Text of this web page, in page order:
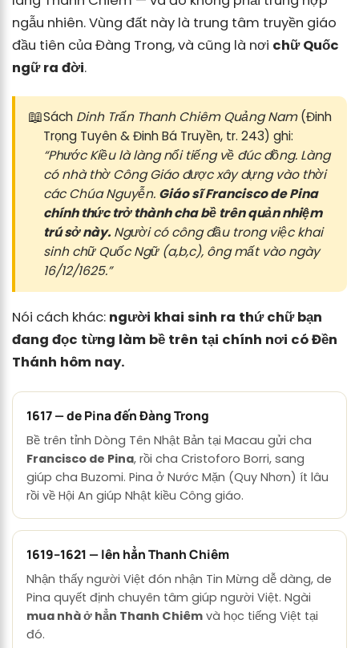
ngẫu nhiên. Vùng đất này là trung tâm truyền giáo
đầu tiên của Đàng Trong, và cũng là nơi chữ Quốc
ngữ ra đời.
📖Sách Dinh Trấn Thanh Chiêm Quảng Nam(Đinh
Trọng Tuyên & Đinh Bá Truyền, tr. 243) ghi:
“Phước Kiều là làng nổi tiếng về đúc đồng. Làng
có nhà thờ Công Giáo được xây dựng vào thời
các Chúa Nguyễn. Giáo sĩ Francisco de Pina
chính thức trở thành cha bề trên quản nhiệm
trú sở này. Người có công đầu trong việc khai
sinh chữ Quốc Ngữ (a,b,c), ông mất vào ngày
16/12/1625.”
Nói cách khác: người khai sinh ra thứ chữ bạn
đang đọc từng làm bề trên tại chính nơi có Đền
Thánh hôm nay.
1617 — de Pina đến Đàng Trong
Bề trên tỉnh Dòng Tên Nhật Bản tại Macau gửi cha
Francisco de Pina, rồi cha Cristoforo Borri, sang
giúp cha Buzomi. Pina ở Nước Mặn (Quy Nhơn) ít lâu
rồi về Hội An giúp Nhật kiều Công giáo.
1619–1621 — lên hẳn Thanh Chiêm
Nhận thấy người Việt đón nhận Tin Mừng dễ dàng, de
Pina quyết định chuyên tâm giúp người Việt. Ngài
mua nhà ở hẳn Thanh Chiêm và học tiếng Việt tại
đó.